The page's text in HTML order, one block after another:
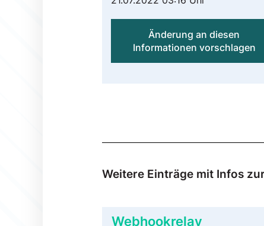
Änderung an diesen
Informationen vorschlagen
Weitere Einträge mit Infos
Webhookrelay